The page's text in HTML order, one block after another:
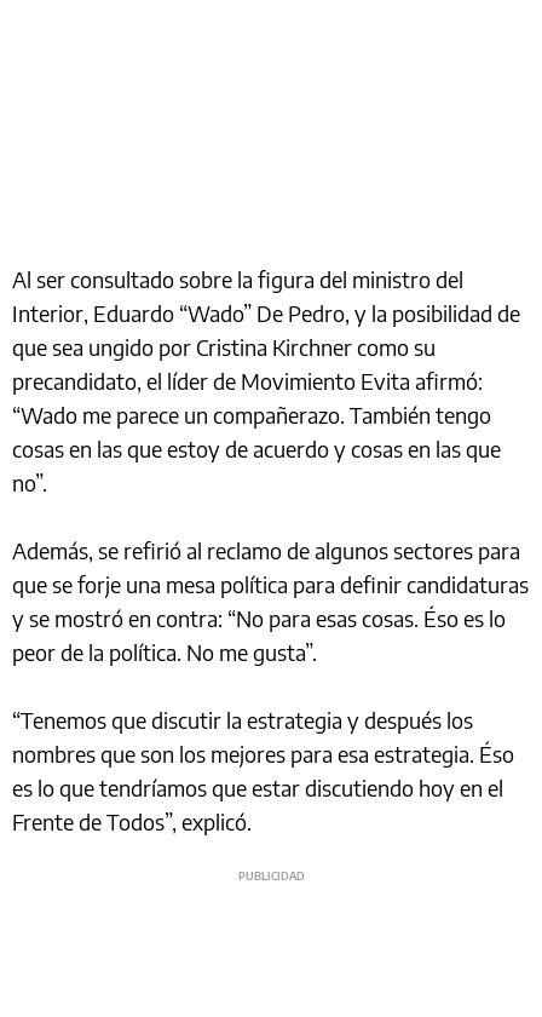
Al ser consultado sobre la figura del ministro del
Interior, Eduardo “Wado” De Pedro, y la posibilidad de
que sea ungido por Cristina Kirchner como su
precandidato, el líder de Movimiento Evita afirmó:
“Wado me parece un compañerazo. También tengo
cosas en las que estoy de acuerdo y cosas en las que
no”.
Además, se refirió al reclamo de algunos sectores para
que se forje una mesa política para definir candidaturas
y se mostró en contra: “No para esas cosas. Éso es lo
peor de la política. No me gusta”.
“Tenemos que discutir la estrategia y después los
nombres que son los mejores para esa estrategia. Éso
es lo que tendríamos que estar discutiendo hoy en el
Frente de Todos”, explicó.